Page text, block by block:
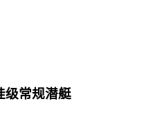
级常规潜艇